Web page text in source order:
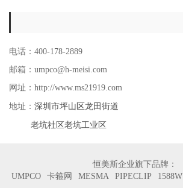
电话：400-178-2889
邮箱：umpco@h-meisi.com
网址：http://www.ms21919.com
地址： 深圳市坪山区龙田街道
老坑社区老坑工业区
恒美斯企业旗下品牌：
UMPCO
卡箍网 MESMA PIPECLIP 1588W